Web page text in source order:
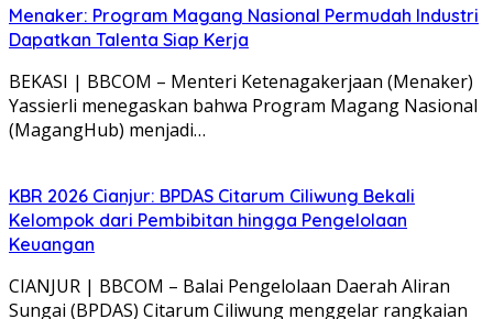
Menaker: Program Magang Nasional Permudah Industri
Dapatkan Talenta Siap Kerja
BEKASI | BBCOM – Menteri Ketenagakerjaan (Menaker)
Yassierli menegaskan bahwa Program Magang Nasional
(MagangHub) menjadi…
KBR 2026 Cianjur: BPDAS Citarum Ciliwung Bekali
Kelompok dari Pembibitan hingga Pengelolaan
Keuangan
CIANJUR | BBCOM – Balai Pengelolaan Daerah Aliran
Sungai (BPDAS) Citarum Ciliwung menggelar rangkaian